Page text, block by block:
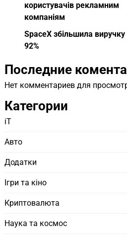
користувачів рекламним
компаніям
SpaceX збільшила виручку
92%
Последние
Нет комментариев для
Категории
iT
Авто
Додатки
Ігри та кіно
Криптовалюта
Наука та космос